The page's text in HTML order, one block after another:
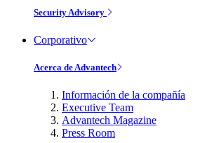
Security Advisory
Corporativo
Acerca de Advantech
Información de la compañía
Executive Team
Advantech Magazine
Press Room